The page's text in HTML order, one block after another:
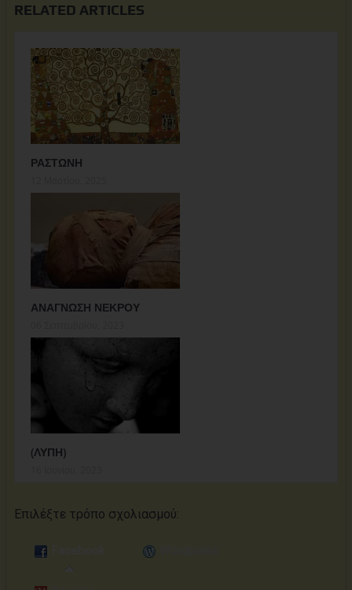
RELATED ARTICLES
ΡΑΣΤΩΝΗ
ΑΝΑΓΝΩΣΗ ΝΕΚΡΟΥ
(ΛΥΠΗ)
Επιλέξτε τρόπο σχολιασμoύ: